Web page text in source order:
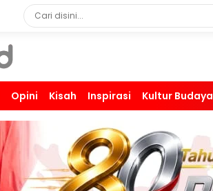
Opini Kisah Inspirasi Kultur Budaya